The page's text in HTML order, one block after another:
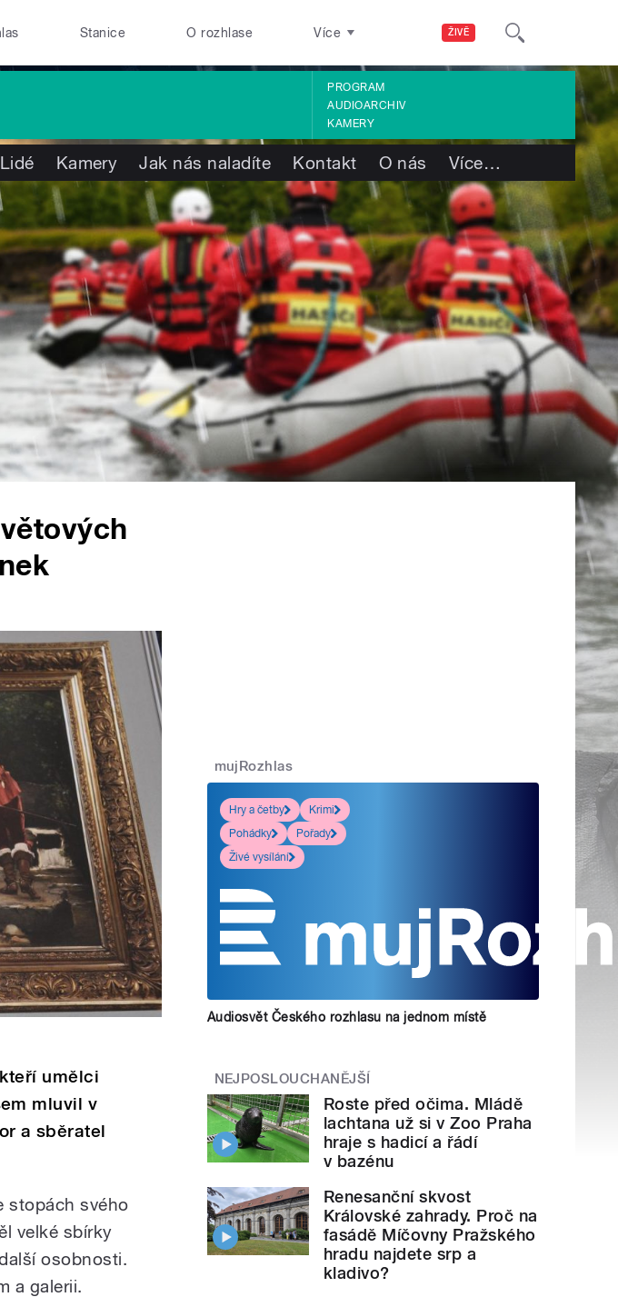
ŽIVĚ
Stanice O rozhlase Více
PROGRAM
AUDIOARCHIV
KAMERY
Lidé Kamery Jak nás naladíte Kontakt O nás Více…
umělci
mluvil v
a sběratel
stopách svého
velké sbírky
osobnosti.
a galerii.
mujRozhlas
Hry a četby
Krimi
Pohádky
Pořady
Živé vysílání
Audiosvět Českého rozhlasu na jednom místě
NEJPOSLOUCHANĚJŠÍ
Roste před očima. Mládě
lachtana už si v Zoo Praha
hraje s hadicí a řádí
v bazénu
Renesanční skvost
Královské zahrady. Proč na
fasádě Míčovny Pražského
hradu najdete srp a
kladivo?